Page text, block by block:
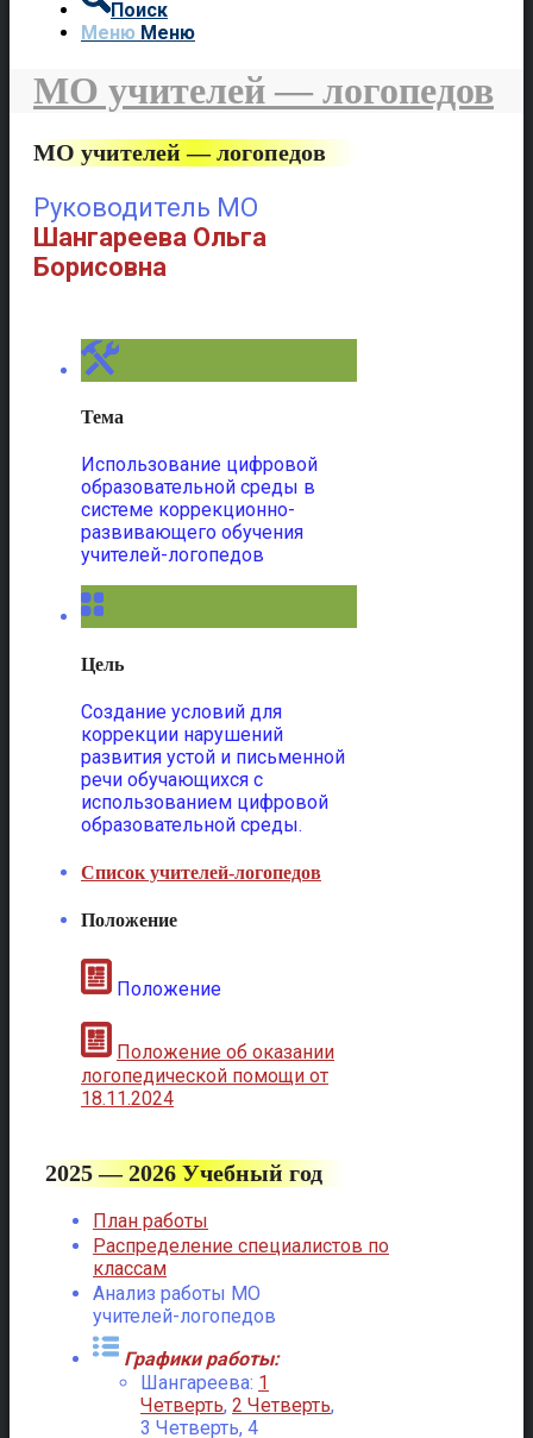
Поиск
Меню Меню
МО учителей — логопедов
МО учителей — логопедов
Руководитель МО
Шангареева Ольга
Борисовна
Тема
Использование цифровой
образовательной среды в
системе коррекционно-
развивающего обучения
учителей-логопедов
Цель
Создание условий для
коррекции нарушений
развития устой и письменной
речи обучающихся с
использованием цифровой
образовательной среды.
Список учителей-логопедов
Положение
Положение
Положение об оказании
логопедической помощи от
18.11.2024
2025 — 2026 Учебный год
План работы
Распределение специалистов по
классам
Анализ работы МО
учителей-логопедов
Графики работы:
Шангареева: 1
Четверть, 2 Четверть,
3 Четверть, 4